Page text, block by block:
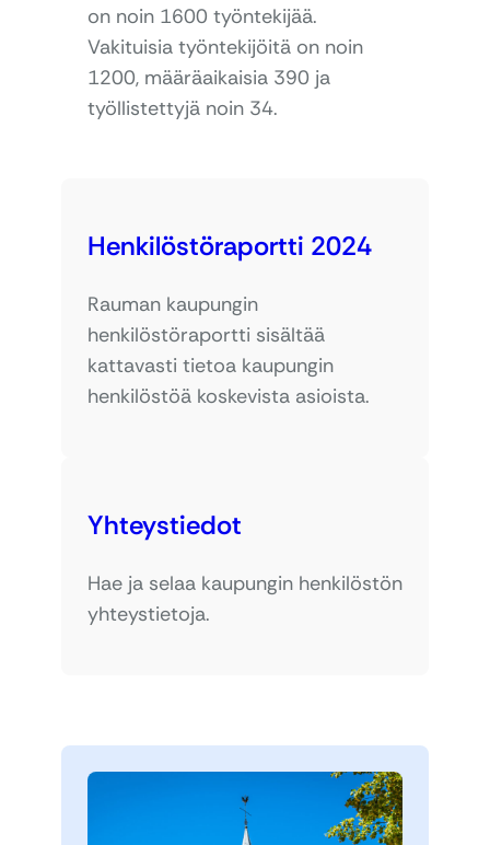
on noin 1600 työntekijää.
Vakituisia työntekijöitä on noin
1200, määräaikaisia 390 ja
työllistettyjä noin 34.
Henkilöstöraportti 2024
Rauman kaupungin
henkilöstöraportti sisältää
kattavasti tietoa kaupungin
henkilöstöä koskevista asioista.
Yhteystiedot
Hae ja selaa kaupungin henkilöstön
yhteystietoja.